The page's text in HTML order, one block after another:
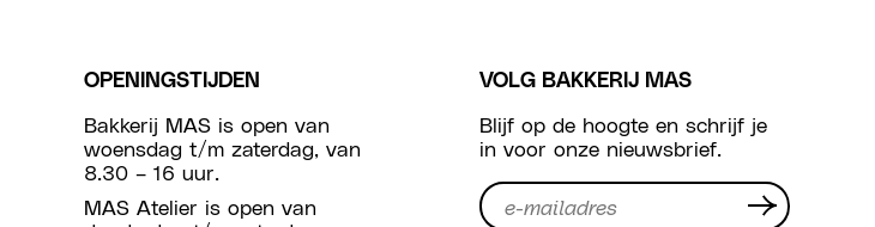
OPENINGSTIJDEN
Bakkerij MAS is open van
woensdag t/m zaterdag, van
8.30 – 16 uur.
MAS Atelier is open van
VOLG BAKKERIJ MAS
Blijf op de hoogte en schrijf je
in voor onze nieuwsbrief.